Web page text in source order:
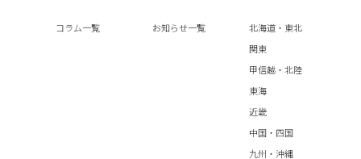
コラム一覧 お知らせ一覧
北海道・東北
関東
甲信越・北陸
東海
近畿
中国・四国
九州・沖縄